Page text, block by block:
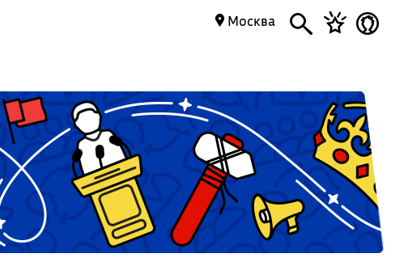
Москва